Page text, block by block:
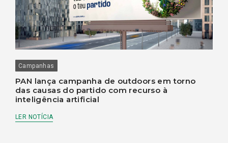
Campanhas
PAN lança campanha de outdoors em torno
das causas do partido com recurso à
inteligência artificial
LER NOTÍCIA